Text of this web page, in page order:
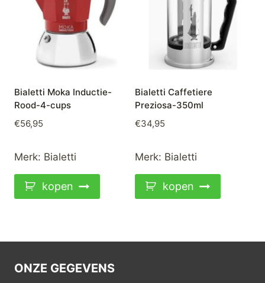
Bialetti Moka Inductie-
Rood-4-cups
€56,95
Merk: Bialetti
kopen
Bialetti Caffetiere
Preziosa-350ml
€34,95
Merk: Bialetti
kopen
ONZE GEGEVENS